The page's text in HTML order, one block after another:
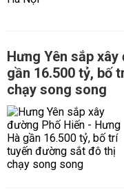
Hưng Yên sắp
gần 16.500 tỷ, bố
chạy song song